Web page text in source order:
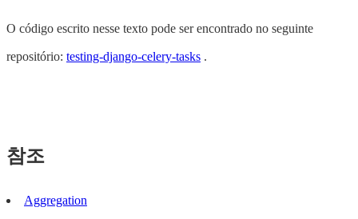
O código escrito nesse texto pode ser encontrado no seguinte
repositório: testing-django-celery-tasks .
참조
Aggregation